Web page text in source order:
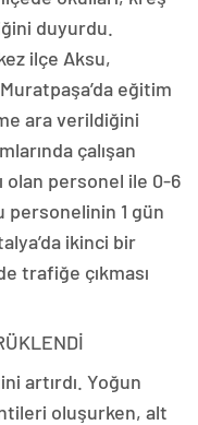
duyurdu.
ilçe Aksu,
eğitim
ara verildiğini
çalışan
olan personel ile 0-6
personelinin 1 gün
ikinci bir
trafiğe çıkması
artırdı. Yoğun
oluşurken, alt